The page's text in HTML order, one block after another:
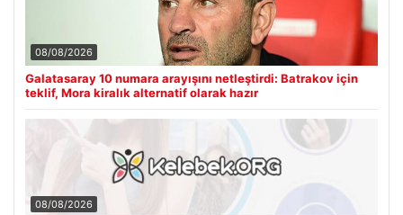
08/08/2026
Galatasaray 10 numara arayışını netleştirdi: Batrakov için
teklif, Mora kiralık alternatif olarak hazır
08/08/2026